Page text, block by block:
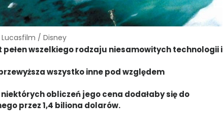
/ Disney
wszelkiego rodzaju niesamowitych technologii i
wszystko inne pod względem
obliczeń jego cena dodałaby się do
przez 1,4 biliona dolarów.